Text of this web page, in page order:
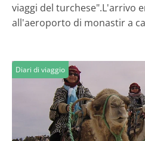
viaggi del turchese".L'arrivo
all'aeroporto di monastir a
Diari di viaggio